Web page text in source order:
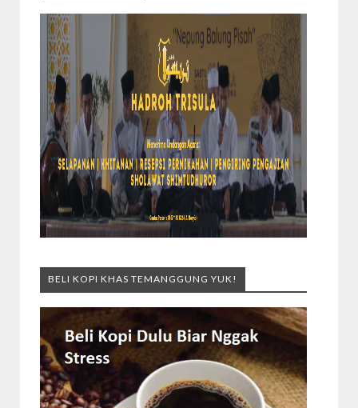
BELI KOPI KHAS TEMANGGUNG YUK!